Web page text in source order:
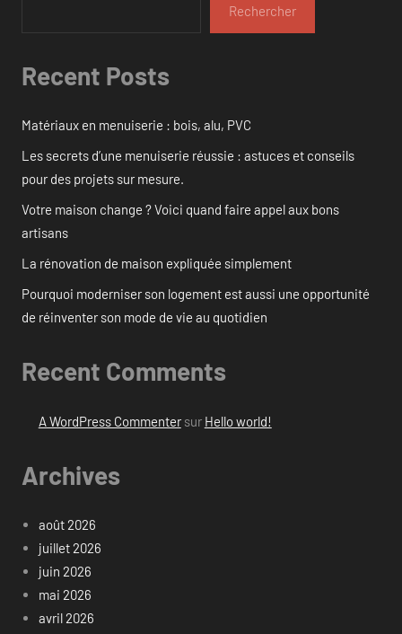
Rechercher
Recent Posts
Matériaux en menuiserie : bois, alu, PVC
Les secrets d’une menuiserie réussie : astuces et conseils
pour des projets sur mesure.
Votre maison change ? Voici quand faire appel aux bons
artisans
La rénovation de maison expliquée simplement
Pourquoi moderniser son logement est aussi une opportunité
de réinventer son mode de vie au quotidien
Recent Comments
A WordPress Commentersur Hello world!
Archives
août 2026
juillet 2026
juin 2026
mai 2026
avril 2026